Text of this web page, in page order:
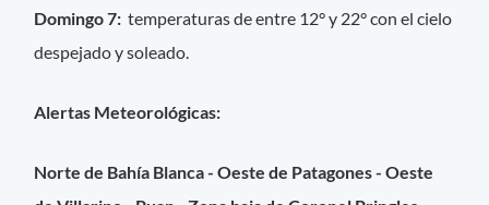
Domingo 7: temperaturas de entre 12° y 22° con el cielo
despejado y soleado.
Alertas Meteorológicas:
Norte de Bahía Blanca - Oeste de Patagones - Oeste